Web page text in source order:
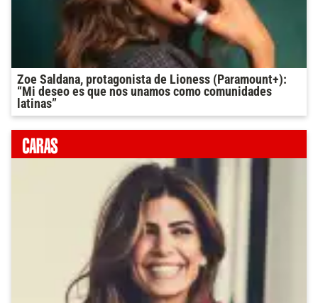
Zoe Saldana, protagonista de Lioness (Paramount+):
“Mi deseo es que nos unamos como comunidades
latinas”